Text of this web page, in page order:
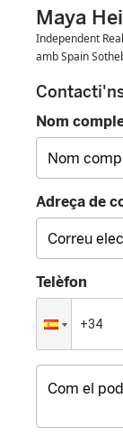
Maya
Independent
amb Spain
Nom
Adreça de
Telèfon